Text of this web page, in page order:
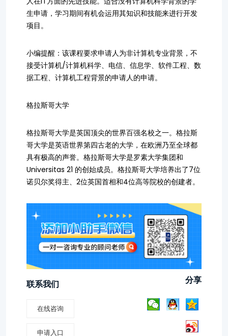
生申请，学习期间有机会运用其知识和技能来进行开发
项目。
小编提醒：该课程要求申请人为非计算机专业背景，不
接受计算机/计算机科学、电信、信息学、软件工程、数
据工程、计算机工程背景的申请人的申请。
格拉斯哥大学
格拉斯哥大学是英国顶尖的世界百强名校之一。格拉斯
哥大学是英语世界第四古老的大学，在欧洲乃至全球都
具有极高的声誉。格拉斯哥大学是罗素大学集团和
Universitas 21 的创始成员。格拉斯哥大学培养出了7位
诺贝尔奖得主、2位英国首相和4位高等院校的创建者。
联系我们
在线咨询
申请入口
分享